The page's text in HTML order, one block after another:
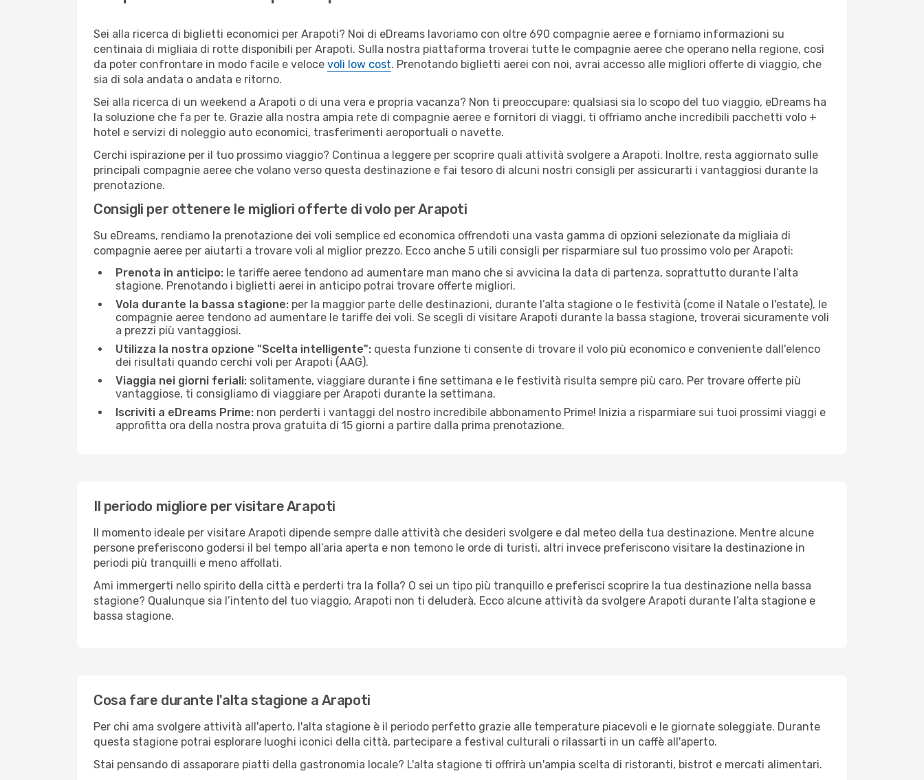
Sei alla ricerca di biglietti economici per Arapoti? Noi di eDreams lavoriamo con oltre 690 compagnie aeree e forniamo informazioni su
centinaia di migliaia di rotte disponibili per Arapoti. Sulla nostra piattaforma troverai tutte le compagnie aeree che operano nella regione, così
da poter confrontare in modo facile e veloce voli low cost. Prenotando biglietti aerei con noi, avrai accesso alle migliori offerte di viaggio, che
sia di sola andata o andata e ritorno.
Sei alla ricerca di un weekend a Arapoti o di una vera e propria vacanza? Non ti preoccupare: qualsiasi sia lo scopo del tuo viaggio, eDreams ha
la soluzione che fa per te. Grazie alla nostra ampia rete di compagnie aeree e fornitori di viaggi, ti offriamo anche incredibili pacchetti volo +
hotel e servizi di noleggio auto economici, trasferimenti aeroportuali o navette.
Cerchi ispirazione per il tuo prossimo viaggio? Continua a leggere per scoprire quali attività svolgere a Arapoti. Inoltre, resta aggiornato sulle
principali compagnie aeree che volano verso questa destinazione e fai tesoro di alcuni nostri consigli per assicurarti i vantaggiosi durante la
prenotazione.
Consigli per ottenere le migliori offerte di volo per Arapoti
Su eDreams, rendiamo la prenotazione dei voli semplice ed economica offrendoti una vasta gamma di opzioni selezionate da migliaia di
compagnie aeree per aiutarti a trovare voli al miglior prezzo. Ecco anche 5 utili consigli per risparmiare sul tuo prossimo volo per Arapoti:
Prenota in anticipo: le tariffe aeree tendono ad aumentare man mano che si avvicina la data di partenza, soprattutto durante l’alta
stagione. Prenotando i biglietti aerei in anticipo potrai trovare offerte migliori.
Vola durante la bassa stagione: per la maggior parte delle destinazioni, durante l’alta stagione o le festività (come il Natale o l'estate), le
compagnie aeree tendono ad aumentare le tariffe dei voli. Se scegli di visitare Arapoti durante la bassa stagione, troverai sicuramente voli
a prezzi più vantaggiosi.
Utilizza la nostra opzione "Scelta intelligente": questa funzione ti consente di trovare il volo più economico e conveniente dall'elenco
dei risultati quando cerchi voli per Arapoti (AAG).
Viaggia nei giorni feriali: solitamente, viaggiare durante i fine settimana e le festività risulta sempre più caro. Per trovare offerte più
vantaggiose, ti consigliamo di viaggiare per Arapoti durante la settimana.
Iscriviti a eDreams Prime: non perderti i vantaggi del nostro incredibile abbonamento Prime! Inizia a risparmiare sui tuoi prossimi viaggi e
approfitta ora della nostra prova gratuita di 15 giorni a partire dalla prima prenotazione.
Il periodo migliore per visitare Arapoti
Il momento ideale per visitare Arapoti dipende sempre dalle attività che desideri svolgere e dal meteo della tua destinazione. Mentre alcune
persone preferiscono godersi il bel tempo all’aria aperta e non temono le orde di turisti, altri invece preferiscono visitare la destinazione in
periodi più tranquilli e meno affollati.
Ami immergerti nello spirito della città e perderti tra la folla? O sei un tipo più tranquillo e preferisci scoprire la tua destinazione nella bassa
stagione? Qualunque sia l’intento del tuo viaggio, Arapoti non ti deluderà. Ecco alcune attività da svolgere Arapoti durante l’alta stagione e
bassa stagione.
Cosa fare durante l'alta stagione a Arapoti
Per chi ama svolgere attività all'aperto, l'alta stagione è il periodo perfetto grazie alle temperature piacevoli e le giornate soleggiate. Durante
questa stagione potrai esplorare luoghi iconici della città, partecipare a festival culturali o rilassarti in un caffè all'aperto.
Stai pensando di assaporare piatti della gastronomia locale? L'alta stagione ti offrirà un'ampia scelta di ristoranti, bistrot e mercati alimentari.